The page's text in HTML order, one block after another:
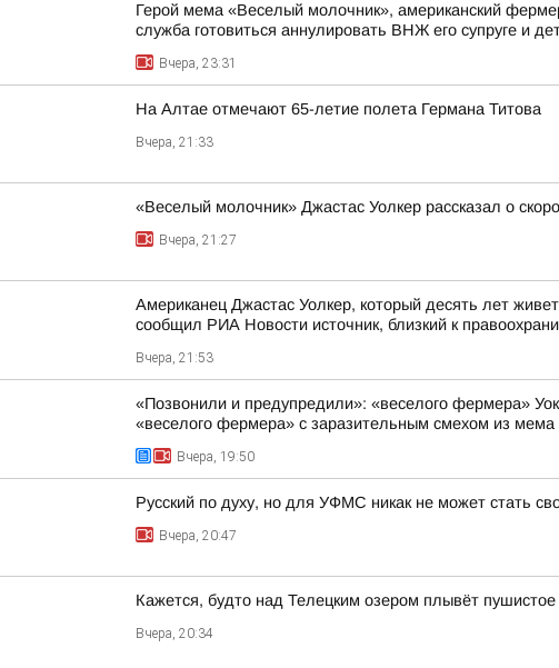
Герой мема «Веселый молочник», американский
служба готовиться аннулировать ВНЖ его супруге и
Вчера, 23:31
На Алтае отмечают 65-летие полета Германа Титова
Вчера, 21:33
«Веселый молочник» Джастас Уолкер рассказал о
Вчера, 21:27
Американец Джастас Уолкер, который десять лет
сообщил РИА Новости источник, близкий к
Вчера, 21:53
«Позвонили и предупредили»: «веселого фермера»
«веселого фермера» с заразительным смехом из мема
Вчера, 19:50
Русский по духу, но для УФМС никак не может стать
Вчера, 20:47
Кажется, будто над Телецким озером плывёт пушистое
Вчера, 20:34